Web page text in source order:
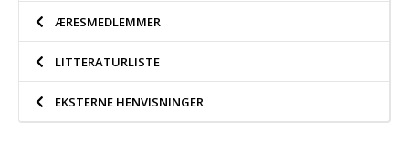
ÆRESMEDLEMMER
LITTERATURLISTE
EKSTERNE HENVISNINGER